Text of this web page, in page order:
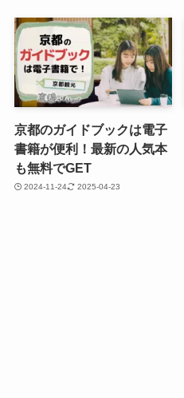
京都のガイドブックは電子
書籍が便利！最新の人気本
も無料でGET
2024-11-24 2025-04-23